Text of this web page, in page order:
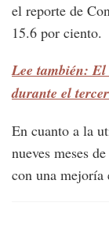
el reporte de
15.6 por ciento.
Lee también:
durante el
En cuanto a la
nueves meses
con una mejoría